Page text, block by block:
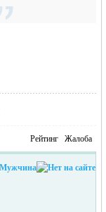
Рейтинг Жалоба